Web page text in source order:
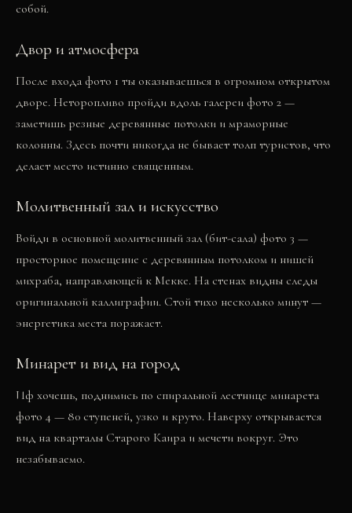
собой.
Двор и атмосфера
После входа фото 1 ты оказываешься в огромном открытом
дворе. Неторопливо пройди вдоль галереи фото 2 —
заметишь резные деревянные потолки и мраморные
колонны. Здесь почти никогда не бывает толп туристов, что
делает место истинно священным.
Молитвенный зал и искусство
Войди в основной молитвенный зал (бит-сала) фото 3 —
просторное помещение с деревянным потолком и нишей
михраба, направляющей к Мекке. На стенах видны следы
оригинальной каллиграфии. Стой тихо несколько минут —
энергетика места поражает.
Минарет и вид на город
Иф хочешь, поднимись по спиральной лестнице минарета
фото 4 — 80 ступеней, узко и круто. Наверху открывается
вид на кварталы Старого Каира и мечети вокруг. Это
незабываемо.